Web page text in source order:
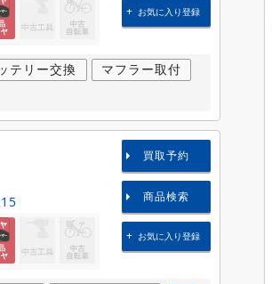
テリー交換 マフラー取付
お気に入り登録
買取予約
商品検索
お気に入り登録